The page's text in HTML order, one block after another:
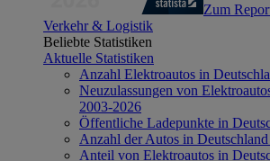
Zum
Verkehr & Logistik
Beliebte Statistiken
Aktuelle Statistiken
Anzahl Elektroautos in
Neuzulassungen von
2003-2026
Öffentliche Ladepunkte in
Anzahl der Autos in
Anteil von Elektroautos in